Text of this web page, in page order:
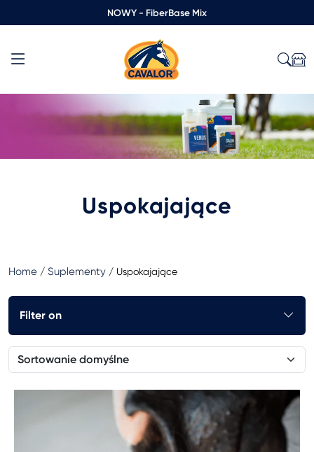
NOWY - FiberBase Mix
Uspokajające
Home / Suplementy / Uspokajające
Filter on